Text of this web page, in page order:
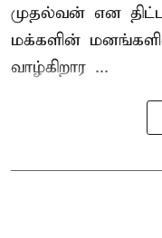
முதல்வன் என
மக்களின்
வாழ்கிறார ...